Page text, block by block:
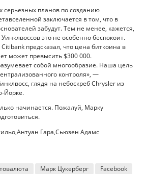
серьезных планов по созданию
заключается в том, что в
забудут. Тем не менее, кажется,
это не особенно беспокоит.
предсказал, что цена биткоина в
может превысить $300 000.
собой многообразие. Наша цель
контроля», —
глядя на небоскреб Chrysler из
Йорке.
начинается. Пожалуй, Марку
Гара,Сьюзен Адамс
Марк Цукерберг
Facebook